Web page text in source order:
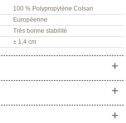
100 % Polypropylène Colsan
Européenne
Très bonne stabilité
± 1,4 cm
+
+
+